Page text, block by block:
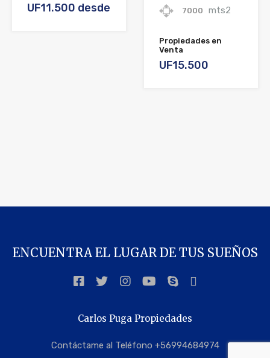
UF11.500 desde 7000 mts2
Propiedades en
Venta
UF15.500
ENCUENTRA EL LUGAR DE TUS SUEÑOS
Carlos Puga Propiedades
Contáctame al Teléfono +56994684974